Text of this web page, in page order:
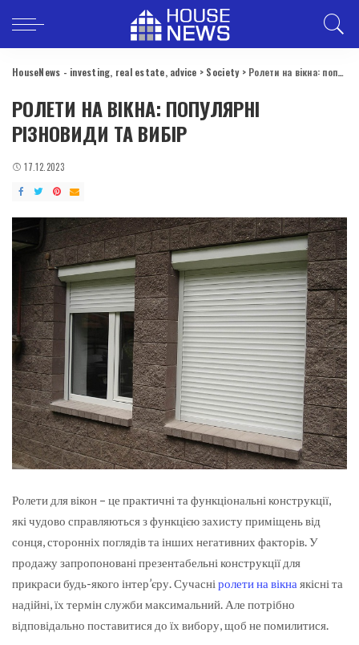
HouseNews - investing, real estate, advice > Society> Ролети на вікна: популярні різновиди та вибір
РОЛЕТИ НА ВІКНА: ПОПУЛЯРНІ
РІЗНОВИДИ ТА ВИБІР
17.12.2023
Ролети для вікон – це практичні та функціональні конструкції,
які чудово справляються з функцією захисту приміщень від
сонця, сторонніх поглядів та інших негативних факторів.У
продажу запропоновані презентабельні конструкції для
прикраси будь-якого інтер’єру. Сучасні ролети на вікна якісні та
надійні, їх термін служби максимальний. Але потрібно
відповідально поставитися до їх вибору, щоб не помилитися.